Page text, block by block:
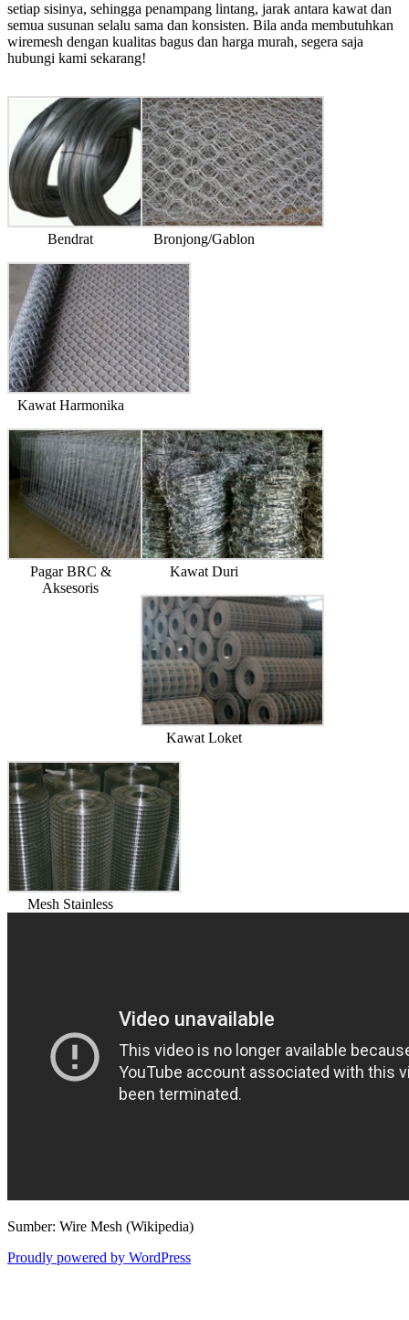
setiap sisinya, sehingga penampang lintang, jarak antara kawat dan
semua susunan selalu sama dan konsisten. Bila anda membutuhkan
wiremesh dengan kualitas bagus dan harga murah, segera saja
hubungi kami sekarang!
Bendrat Bronjong/Gablon
Kawat Harmonika
Pagar BRC &
Aksesoris
Kawat Duri
Kawat Loket
Mesh Stainless
Sumber: Wire Mesh (Wikipedia)
Proudly powered by WordPress